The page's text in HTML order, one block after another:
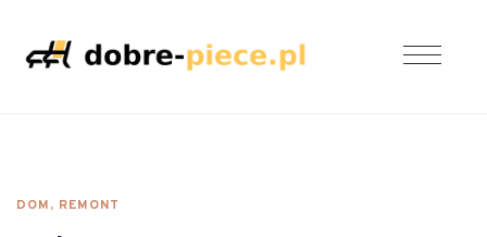
DOM, REMONT